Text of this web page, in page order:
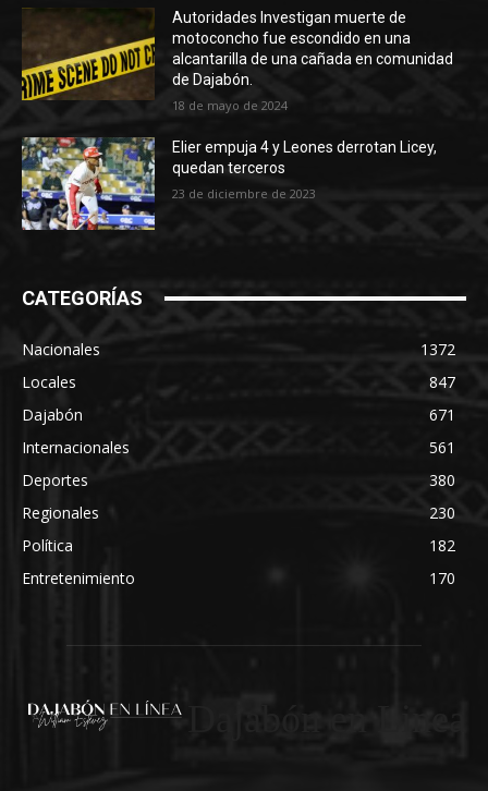
Autoridades Investigan muerte de
motoconcho fue escondido en una
alcantarilla de una cañada en comunidad
de Dajabón.
18 de mayo de 2024
Elier empuja 4 y Leones derrotan Licey,
quedan terceros
23 de diciembre de 2023
CATEGORÍAS
Nacionales
1372
Locales
847
Dajabón
671
Internacionales
561
Deportes
380
Regionales
230
Política
182
Entretenimiento
170